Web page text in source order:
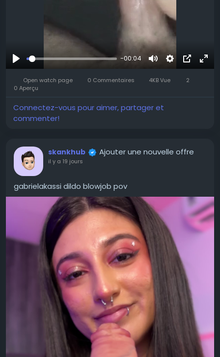
Se
divertir
-00:04
MuetSettings
Image
dans
Plein
Open watch page 0 Commentaires 4KB Vue
2
0 Aperçu
Connectez-vous pour aimer, partager et
commenter!
skankhub Ajouter une nouvelle offre
il y a 19 jours
gabrielakassi dildo blowjob pov